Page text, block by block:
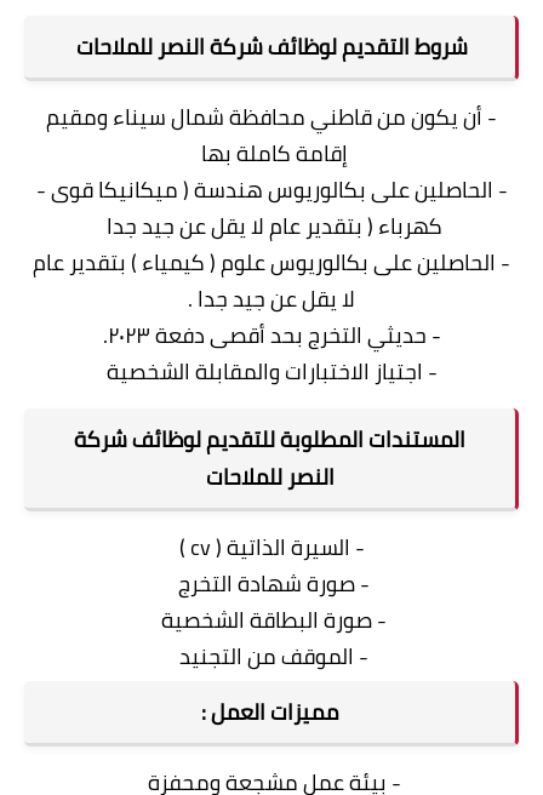
شروط التقديم لوظائف شركة النصر للملاحات
- أن يكون من قاطني محافظة شمال سيناء ومقيم
إقامة كاملة بها
- الحاصلين على بكالوريوس هندسة ( ميكانيكا قوى -
كهرباء ( بتقدير عام لا يقل عن جيد جدا
- الحاصلين على بكالوريوس علوم ( كيمياء ) بتقدير عام
لا يقل عن جيد جدا .
- حديثي التخرج بحد أقصى دفعة ٢٠٢٣.
- اجتياز الاختبارات والمقابلة الشخصية
المستندات المطلوبة للتقديم لوظائف شركة
النصر للملاحات
- السيرة الذاتية ( cv )
- صورة شهادة التخرج
- صورة البطاقة الشخصية
- الموقف من التجنيد
مميزات العمل :
- بيئة عمل مشجعة ومحفزة